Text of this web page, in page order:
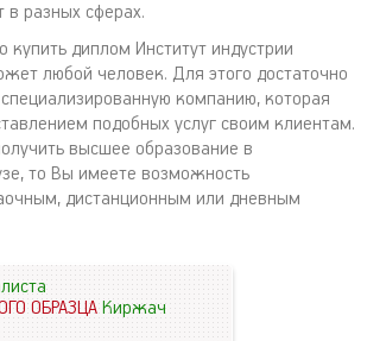
разных сферах.
диплом Институт индустрии
любой человек. Для этого достаточно
компанию, которая
подобных услуг своим клиентам.
высшее образование в
то Вы имеете возможность
дистанционным или дневным
ОБРАЗЦАКиржач